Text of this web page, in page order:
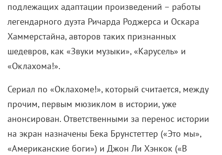
подлежащих адаптации произведений – работы
легендарного дуэта Ричарда Роджерса и Оскара
Хаммерстайна, авторов таких признанных
шедевров, как «Звуки музыки», «Карусель» и
«Оклахома!».
Сериал по «Оклахоме!», который считается, между
прочим, первым мюзиклом в истории, уже
анонсирован. Ответственными за перенос истории
на экран назначены Бека Брунстеттер («Это мы»,
«Американские боги») и Джон Ли Хэнкок («В